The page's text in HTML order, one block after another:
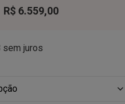
R$6.559,00
sem juros